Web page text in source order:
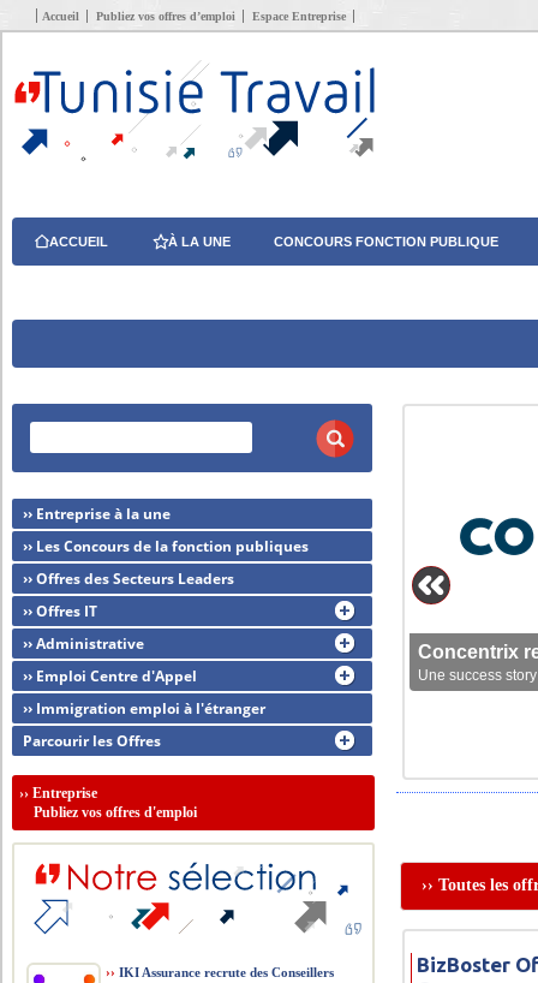
Accueil Publiez vos offres d’emploi Espace Entreprise
ACCUEIL À LA UNE CONCOURS FONCTION PUBLIQUE
Concentrix
Une success
›› Toutes les
BizBoster
›› Entreprise à la une
›› Les Concours de la fonction publiques
›› Offres des Secteurs Leaders
›› Offres IT
›› Administrative
›› Emploi Centre d'Appel
›› Immigration emploi à l'étranger
Parcourir les Offres
››Entreprise
Publiez vos offres d'emploi
›› IKI Assurance recrute des Conseillers